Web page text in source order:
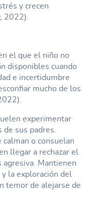
y crecen
2022).
el que el niño no
disponibles cuando
e incertidumbre
mucho de los
experimentar
sus padres.
calman o consuelan
llegar a rechazar el
agresiva. Mantienen
la exploración del
temor de alejarse de